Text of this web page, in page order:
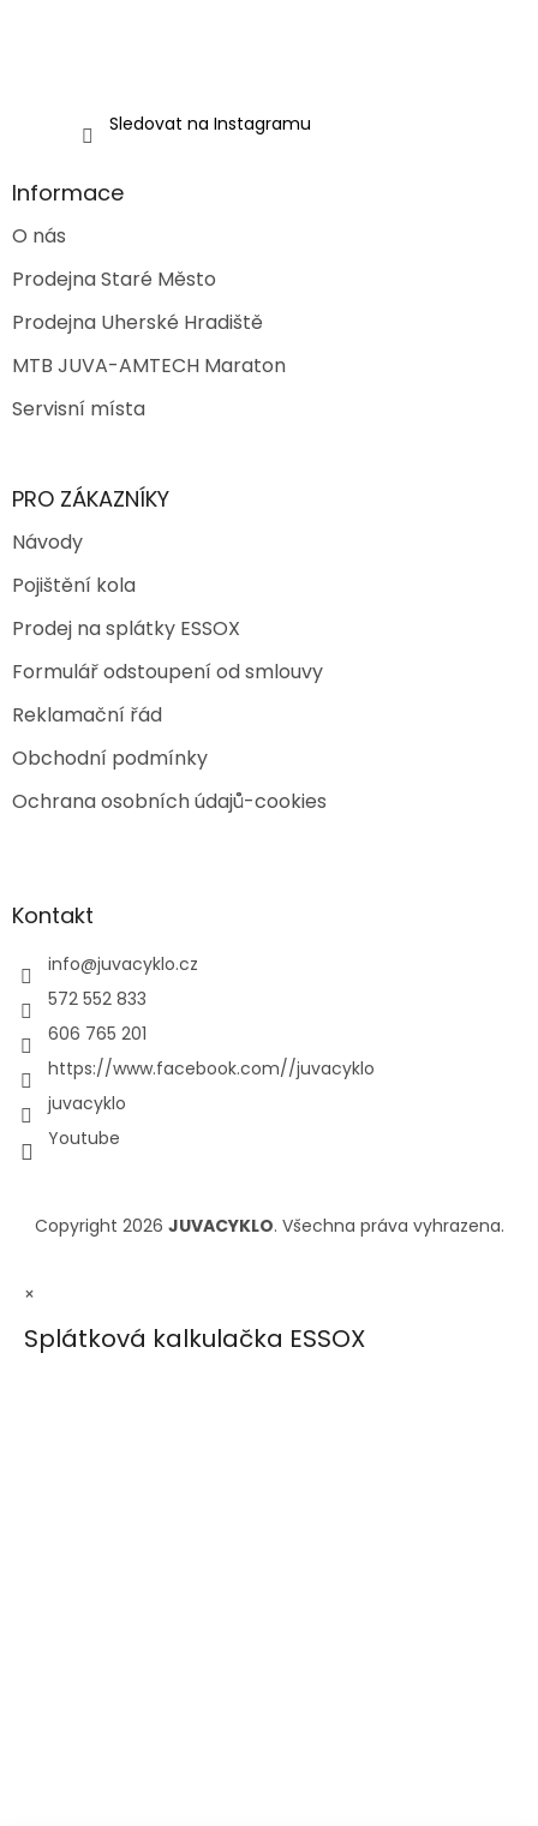
Sledovat na Instagramu
Informace
O nás
Prodejna Staré Město
Prodejna Uherské Hradiště
MTB JUVA-AMTECH Maraton
Servisní místa
PRO ZÁKAZNÍKY
Návody
Pojištění kola
Prodej na splátky ESSOX
Formulář odstoupení od smlouvy
Reklamační řád
Obchodní podmínky
Ochrana osobních údajů-cookies
Kontakt
info@juvacyklo.cz
572 552 833
606 765 201
https://www.facebook.com//juvacyklo
juvacyklo
Youtube
Copyright 2026 JUVACYKLO. Všechna práva vyhrazena.
×
Splátková kalkulačka ESSOX